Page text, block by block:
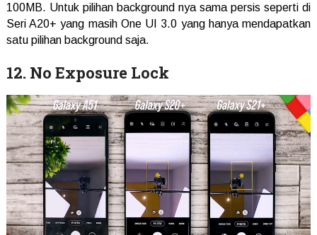
100MB. Untuk pilihan background nya sama persis seperti di
Seri A20+ yang masih One UI 3.0 yang hanya mendapatkan
satu pilihan background saja.
12. No Exposure Lock